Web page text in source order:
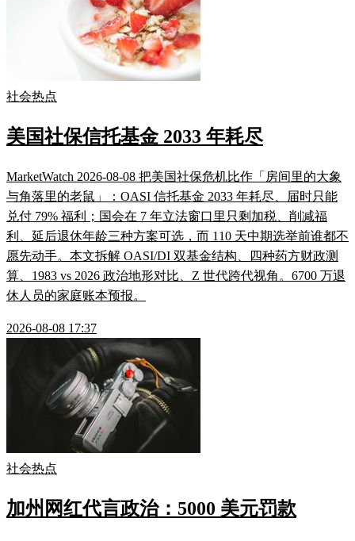
社会热点
美国社保信托基金 2033 年耗尽
MarketWatch 2026-08-08 把美国社保危机比作「房间里的大象
与角落里的老鼠」：OASI 信托基金 2033 年耗尽、届时只能
兑付 79% 福利；国会在 7 年立法窗口里只剩加税、削减福
利、延后退休年龄三种方案可选，而 110 天中期选举前谁都不
愿先动手。本文拆解 OASI/DI 双基金结构、四种药方财政测
算、1983 vs 2026 政治地形对比、Z 世代跨代视角。6700 万退
休人员的家庭账本预报。
2026-08-08 17:37
社会热点
加州网红代言政治：5000 美元罚款